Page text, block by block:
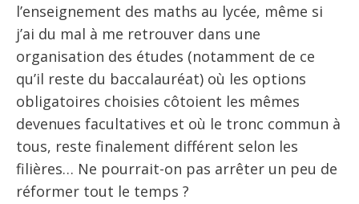
l’enseignement des maths au lycée, même si
j’ai du mal à me retrouver dans une
organisation des études (notamment de ce
qu’il reste du baccalauréat) où les options
obligatoires choisies côtoient les mêmes
devenues facultatives et où le tronc commun à
tous, reste finalement différent selon les
filières… Ne pourrait-on pas arrêter un peu de
réformer tout le temps ?